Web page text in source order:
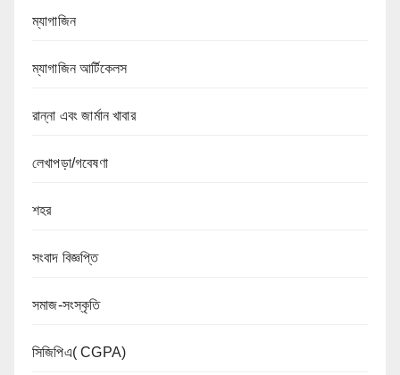
ম্যাগাজিন
ম্যাগাজিন আর্টিকেলস
রান্না এবং জার্মান খাবার
লেখাপড়া/গবেষণা
শহর
সংবাদ বিজ্ঞপ্তি
সমাজ-সংস্কৃতি
সিজিপিএ( CGPA)